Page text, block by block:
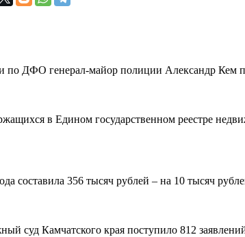
по ДФО генерал-майор полиции Александр Кем
в Едином государственном реестре
составила 356 тысяч рублей – на 10 тысяч
суд Камчатского края поступило 812